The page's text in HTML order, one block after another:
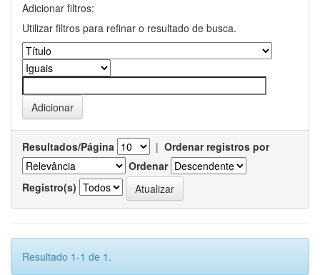
Adicionar filtros:
Utilizar filtros para refinar o resultado de busca.
Resultados/Página | Ordenar registros por
Ordenar
Registro(s)
Resultado 1-1 de 1.